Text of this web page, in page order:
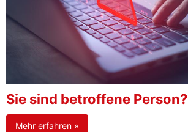
Sie sind betroffene Person?
Mehr erfahren »